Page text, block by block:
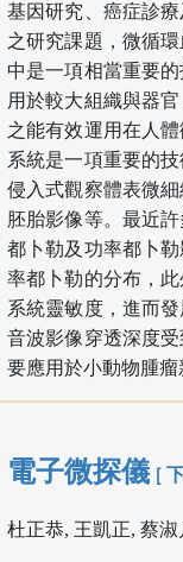
基因研究、癌症診
之研究課題，微循
中是一項相當重要
用於較大組織與器
之能有效運用在人
系統是一項重要的
侵入式觀察體表微
胚胎影像等。最近
都卜勒及功率都卜
率都卜勒的分布，
系統靈敏度，進而
音波影像穿透深度
要應用於小動物腫瘤
電子微探儀 [
杜正恭, 王凱正, 蔡淑